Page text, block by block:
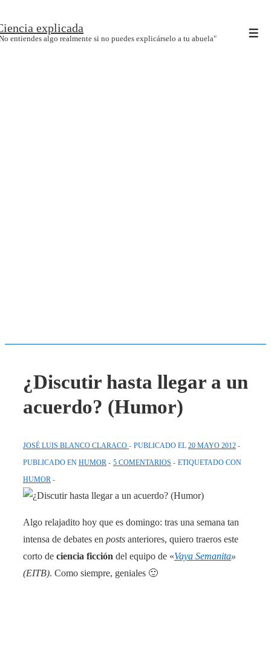
Saltar
explicada
entiendes algo realmente si no puedes explicárselo a tu abuela"
¿Discutir hasta llegar a un
acuerdo? (Humor)
JOSÉ LUIS BLANCO CLARACO PUBLICADO EL 20 MAYO 2012
PUBLICADO EN HUMOR 5 COMENTARIOS
ETIQUETADO CON
HUMOR
Algo relajadito hoy que es domingo: tras una semana tan
intensa de debates en posts anteriores, quiero traeros este
corto de ciencia ficción del equipo de «Vaya Semanita»
(EITB). Como siempre, geniales 🙂